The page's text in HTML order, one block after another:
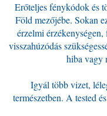
Erőteljes fénykódok és
Föld mezőjébe. Sokan
érzelmi érzékenységen,
visszahúzódás
hiba vagy
Igyál több vizet,
természetben. A tested